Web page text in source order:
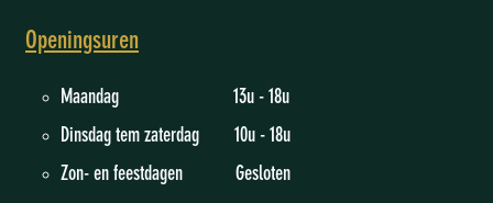
Openingsuren
Maandag 13u - 18u
Dinsdag tem zaterdag 10u - 18u
Zon- en feestdagen Gesloten